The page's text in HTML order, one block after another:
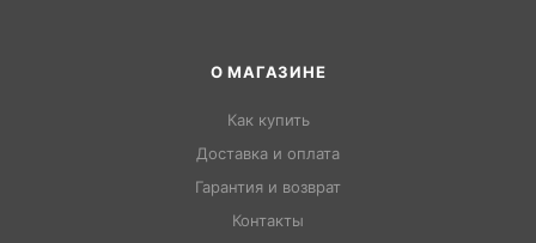
О МАГАЗИНЕ
Как купить
Доставка и оплата
Гарантия и возврат
Контакты